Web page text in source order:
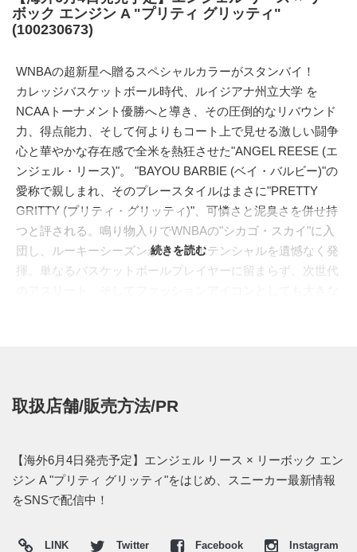
ボック エンジン A "プリティ グリッティ"
(100230673)
WNBAの超新星へ贈るスペシャルカラーがスタンバイ！
カレッジバスケットボール時代、ルイジアナ州立大学 を
NCAAトーナメント優勝へと導き、その圧倒的なリバウンド
力、得点能力、そして何よりもコート上で見せる激しい闘争
心と華やかな存在感で全米を熱狂させた"ANGEL REESE (エ
ンジェル・リース)"。 "BAYOU BARBIE (ベイ・バルビー)"の
愛称で親しまれ、そのプレースタイルはまさに"PRETTY
GRITTY (プリティ・グリッティ)"、可憐さと泥臭さを併せ持
つと評される。鳴り物入りでWNBAの"シカゴ・スカイ"に入
団し、ルーキーシーズンからそのポテンシャルを遺憾なく発
揮。単なるバスケットボールプレイヤーに留まらず、次世代
ューズとして注目を集める、"ENGINE A (エンジン A)"から登
した、メビウスの輪を思わせる流麗なカーブラインのデザイ
ン哲学を色濃く受け継いでいる。アッパーは軽量性と通気性
に優れたエクソスケルトン構造で構築。ミッドソールに
ォームを採用し、かかとと前足部には窒素を注入し
続きを読む
取扱店舗/販売方法/PR
【海外6月4日発売予定】エンジェル リース × リーボック エン
ジン A "プリティ グリッティ"をはじめ、スニーカー最新情報
をSNSで配信中！
LINK Twitter Facebook Instagram